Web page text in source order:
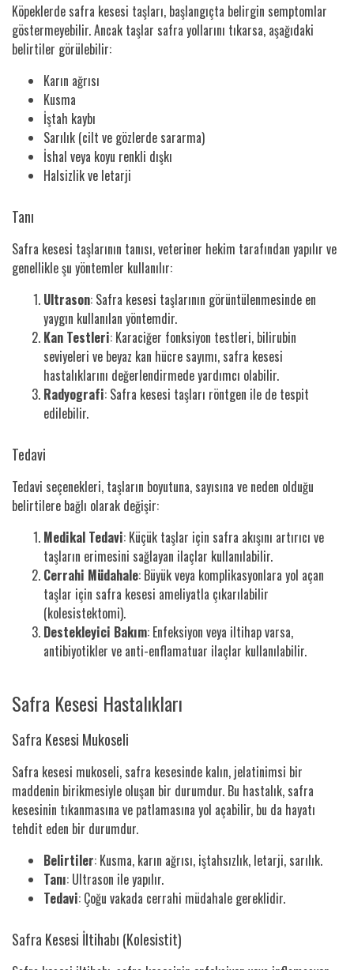
Köpeklerde safra kesesi taşları, başlangıçta belirgin semptomlar
göstermeyebilir. Ancak taşlar safra yollarını tıkarsa, aşağıdaki
belirtiler görülebilir:
Karın ağrısı
Kusma
İştah kaybı
Sarılık (cilt ve gözlerde sararma)
İshal veya koyu renkli dışkı
Halsizlik ve letarji
Tanı
Safra kesesi taşlarının tanısı, veteriner hekim tarafından yapılır ve
genellikle şu yöntemler kullanılır:
Ultrason: Safra kesesi taşlarının görüntülenmesinde en
yaygın kullanılan yöntemdir.
Kan Testleri: Karaciğer fonksiyon testleri, bilirubin
seviyeleri ve beyaz kan hücre sayımı, safra kesesi
hastalıklarını değerlendirmede yardımcı olabilir.
Radyografi: Safra kesesi taşları röntgen ile de tespit
edilebilir.
Tedavi
Tedavi seçenekleri, taşların boyutuna, sayısına ve neden olduğu
belirtilere bağlı olarak değişir:
Medikal Tedavi: Küçük taşlar için safra akışını artırıcı ve
taşların erimesini sağlayan ilaçlar kullanılabilir.
Cerrahi Müdahale: Büyük veya komplikasyonlara yol açan
taşlar için safra kesesi ameliyatla çıkarılabilir
(kolesistektomi).
Destekleyici Bakım: Enfeksiyon veya iltihap varsa,
antibiyotikler ve anti-enflamatuar ilaçlar kullanılabilir.
Safra Kesesi Hastalıkları
Safra Kesesi Mukoseli
Safra kesesi mukoseli, safra kesesinde kalın, jelatinimsi bir
maddenin birikmesiyle oluşan bir durumdur. Bu hastalık, safra
kesesinin tıkanmasına ve patlamasına yol açabilir, bu da hayatı
tehdit eden bir durumdur.
Belirtiler: Kusma, karın ağrısı, iştahsızlık, letarji, sarılık.
Tanı: Ultrason ile yapılır.
Tedavi: Çoğu vakada cerrahi müdahale gereklidir.
Safra Kesesi İltihabı (Kolesistit)